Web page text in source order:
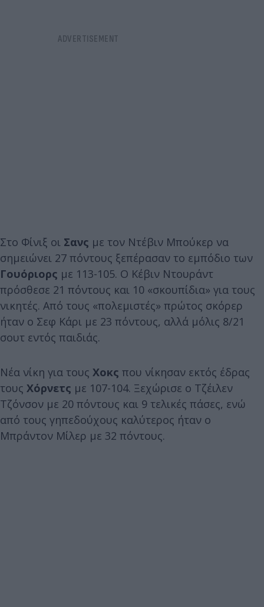
Στο Φίνιξ οι Σανς με τον Ντέβιν Μπούκερ να
σημειώνει 27 πόντους ξεπέρασαν το εμπόδιο των
Γουόριορς με 113-105. Ο Κέβιν Ντουράντ
πρόσθεσε 21 πόντους και 10 «σκουπίδια» για τους
νικητές. Από τους «πολεμιστές» πρώτος σκόρερ
ήταν ο Σεφ Κάρι με 23 πόντους, αλλά μόλις 8/21
σουτ εντός παιδιάς.
Νέα νίκη για τους Χοκς που νίκησαν εκτός έδρας
τους Χόρνετς με 107-104. Ξεχώρισε ο Τζέιλεν
Τζόνσον με 20 πόντους και 9 τελικές πάσες, ενώ
από τους γηπεδούχους καλύτερος ήταν ο
Μπράντον Μίλερ με 32 πόντους.